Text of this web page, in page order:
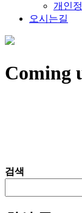
개인
오시는길
Coming
검색